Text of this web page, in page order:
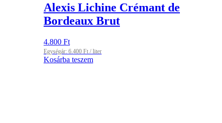
Alexis Lichine Crémant de
Bordeaux Brut
4.800 Ft
Egységár: 6.400 Ft / liter
Kosárba teszem